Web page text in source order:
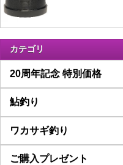
カテゴリ
20周年記念 特別価格
鮎釣り
ワカサギ釣り
ご購入プレゼント